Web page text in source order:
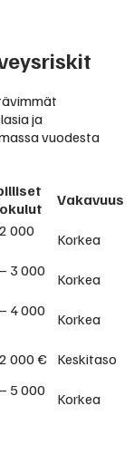
ja
vuodesta
Vakavuus
000
Korkea
3 000
Korkea
4 000
Korkea
000 €
Keskitaso
5 000
Korkea